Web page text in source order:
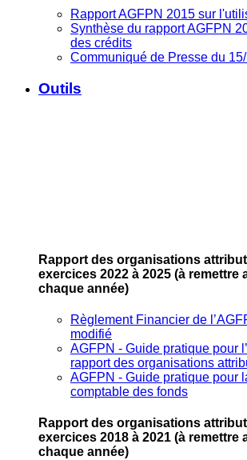
Rapport AGFPN 2015 sur
Synthèse du rapport AGFPN
des crédits
Communiqué de Presse du
Outils
Rapport des organisations
exercices 2022 à 2025 (à remettre
chaque année)
Règlement Financier de
modifié
AGFPN ‐ Guide pratique pour
rapport des organisations
AGFPN ‐ Guide pratique pour
comptable des fonds
Rapport des organisations
exercices 2018 à 2021 (à remettre
chaque année)